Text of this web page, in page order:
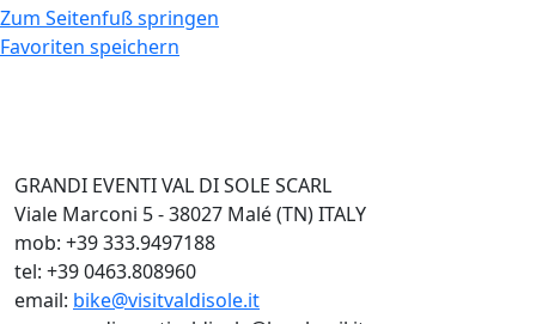
Zum Seitenfuß springen
Favoriten speichern
GRANDI EVENTI VAL DI SOLE SCARL
Viale Marconi 5 - 38027 Malé (TN) ITALY
mob: +39 333.9497188
tel: +39 0463.808960
email: bike@visitvaldisole.it